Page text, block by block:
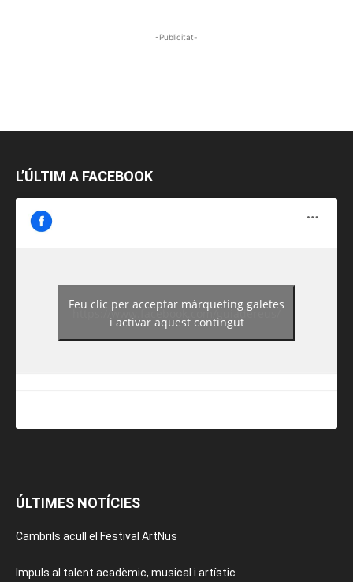
-Publicitat-
L’ÚLTIM A FACEBOOK
https://www.facebook.com/guiadereus/
Feu clic per acceptar màrqueting galetes
i activar aquest contingut
ÚLTIMES NOTÍCIES
Cambrils acull el Festival ArtNus
Impuls al talent acadèmic, musical i artístic